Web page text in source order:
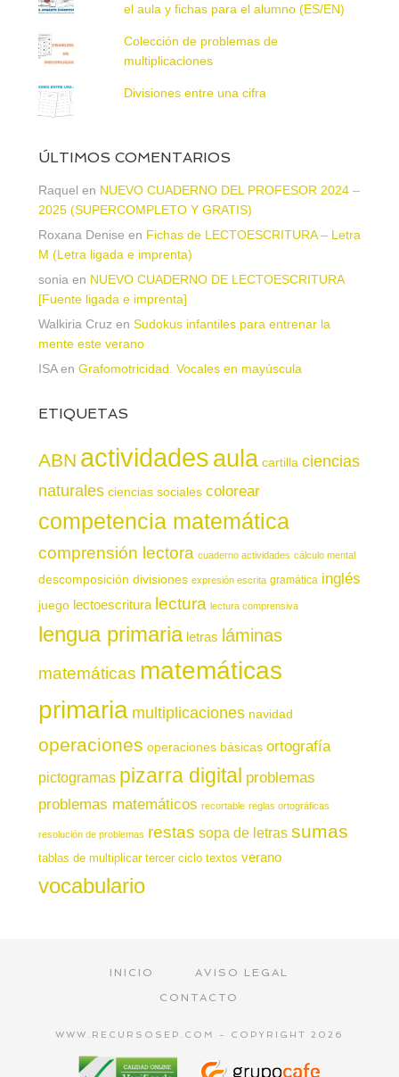
el aula y fichas para el alumno (ES/EN)
Colección de problemas de
multiplicaciones
Divisiones entre una cifra
ÚLTIMOS COMENTARIOS
Raquel en NUEVO CUADERNO DEL PROFESOR 2024 –
2025 (SUPERCOMPLETO Y GRATIS)
Roxana Denise en Fichas de LECTOESCRITURA – Letra
M (Letra ligada e imprenta)
sonia en NUEVO CUADERNO DE LECTOESCRITURA
[Fuente ligada e imprenta]
Walkiria Cruz en Sudokus infantiles para entrenar la
mente este verano
ISAen Grafomotricidad. Vocales en mayúscula
ETIQUETAS
ABN actividadesaula cartilla ciencias
naturales ciencias sociales colorear
competencia matemática
comprensión lectora cuaderno actividades cálculo mental
descomposición divisiones expresión escrita gramática inglés
juego lectoescritura lectura lectura comprensiva
lengua primaria letras láminas
matemáticas matemáticas
primaria multiplicaciones navidad
operaciones operaciones básicas ortografía
pictogramas pizarra digital problemas
problemas matemáticos recortable reglas ortográficas
resolución de problemas restas sopa de letras sumas
tablas de multiplicar tercer ciclo textos verano
vocabulario
INICIO
AVISO LEGAL
CONTACTO
WWW.RECURSOSEP.COM - COPYRIGHT 2026